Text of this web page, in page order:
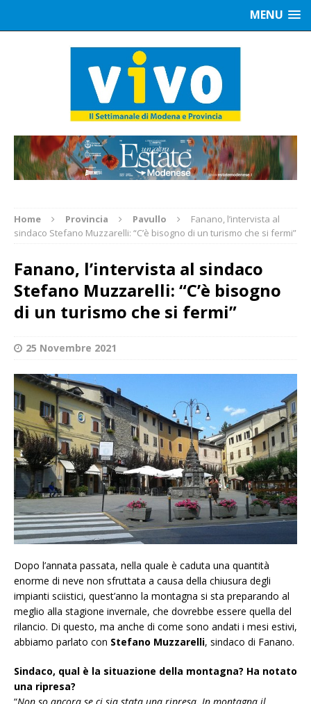
MENU
Home Provincia Pavullo
Fanano, l’intervista al
sindaco Stefano Muzzarelli: “C’è bisogno di un turismo che si fermi”
Fanano, l’intervista al sindaco
Stefano Muzzarelli: “C’è bisogno
di un turismo che si fermi”
25 Novembre 2021
Dopo l’annata passata, nella quale è caduta una quantità
enorme di neve non sfruttata a causa della chiusura degli
impianti sciistici, quest’anno la montagna si sta preparando al
meglio alla stagione invernale, che dovrebbe essere quella del
rilancio. Di questo, ma anche di come sono andati i mesi estivi,
abbiamo parlato con Stefano Muzzarelli, sindaco di Fanano.
Sindaco, qual è la situazione della montagna? Ha notato
una ripresa?
“Non so ancora se ci sia stata una ripresa. In montagna il